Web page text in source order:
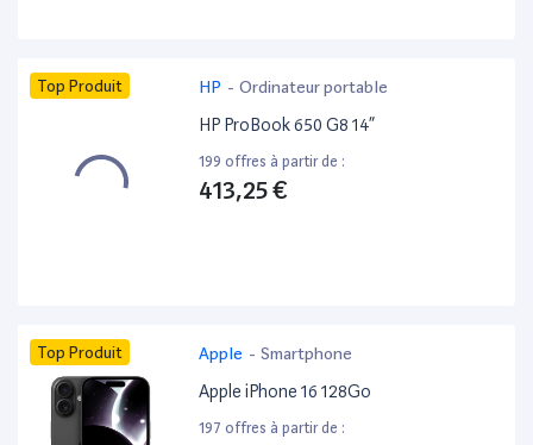
Top Produit HP - Ordinateur portable
HP ProBook 650 G8 14”
199 offres à partir de :
413,25 €
Top Produit Apple - Smartphone
Apple iPhone 16 128Go
197 offres à partir de :